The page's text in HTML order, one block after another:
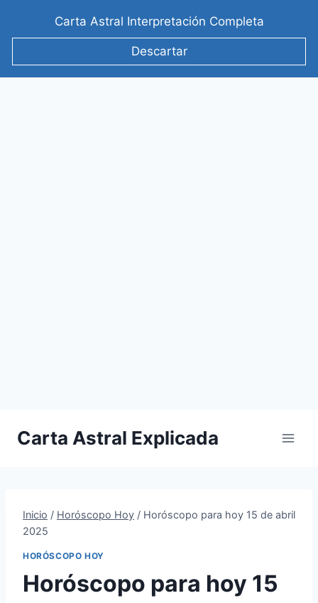
Carta Astral Interpretación Completa
Descartar
Carta Astral Explicada
Inicio / Horóscopo Hoy / Horóscopo para hoy 15 de abril
2025
HORÓSCOPO HOY
Horóscopo para hoy 15